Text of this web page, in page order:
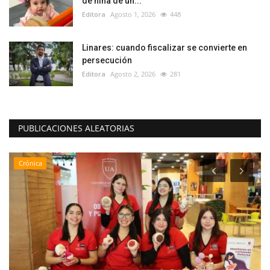
Editora Agosto 1, 2026 448
Linares: cuando fiscalizar se convierte en
persecución
Editora Agosto 2, 2026 281
PUBLICACIONES ALEATORIAS
Crónica